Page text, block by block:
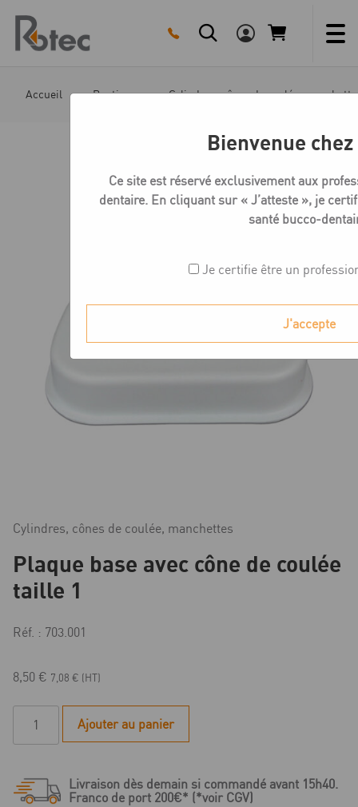
content
Accueil Boutique Cylindres, cônes de coulée,
Cylindres, cônes de coulée, manchettes
Plaque base avec cône de coulée
taille 1
Réf. : 703.001
8,50 € 7,08 € (HT)
avec
Ajouter au panier
Livraison dès demain si commandé avant 15h40.
Franco de port 200€* (*voir CGV)
Bienvenue
Ce site est réservé exclusivement aux
dentaire. En cliquant sur « J’atteste », je
santé bucco-
Je certifie être un
J'accepte